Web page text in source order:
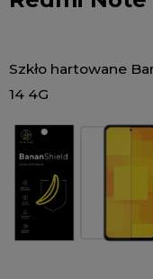
Szkło hartowane
14 4G